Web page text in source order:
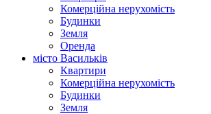
Комерційна нерухомість
Будинки
Земля
Оренда
місто Василькiв
Квартири
Комерційна нерухомість
Будинки
Земля